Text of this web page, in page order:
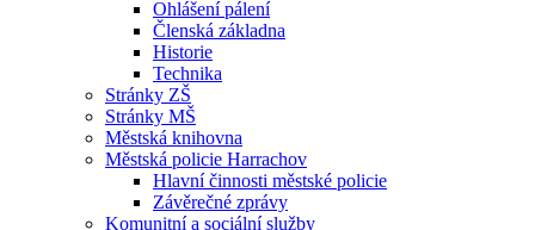
Ohlášení pálení
Členská základna
Historie
Technika
Stránky ZŠ
Stránky MŠ
Městská knihovna
Městská policie Harrachov
Hlavní činnosti městské policie
Závěrečné zprávy
Komunitní a sociální služby